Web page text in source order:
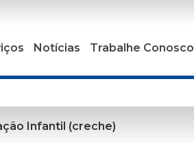
Notícias Trabalhe Conosco
Infantil (creche)